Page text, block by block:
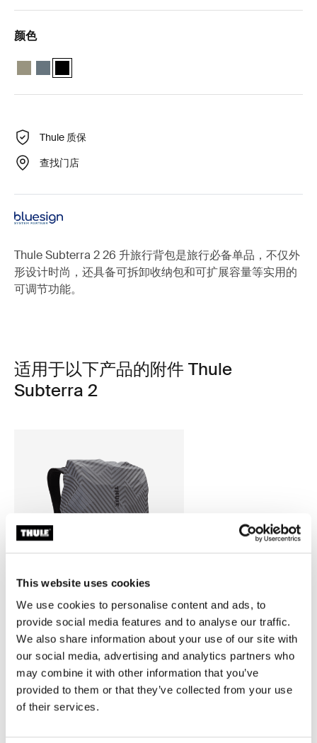
This website uses cookies
We use cookies to personalise content and ads, to
provide social media features and to analyse our traffic.
We also share information about your use of our site with
our social media, advertising and analytics partners who
may combine it with other information that you’ve
provided to them or that they’ve collected from your use
of their services.
颜色
Thule Subterra travel backpack 26L 香根草灰色
Thule Subterra travel backpack 26L 深灰色
Thule Subterra travel backpack 26L 黑色 (selected)
Thule 质保
查找门店
Thule Subterra 2 26 升旅行背包是旅行必备单品，不仅外
形设计时尚，还具备可拆卸收纳包和可扩展容量等实用的
可调节功能。
适用于以下产品的附件 Thule
Subterra 2
Thule backpack rain cover
通用背包防雨罩银色